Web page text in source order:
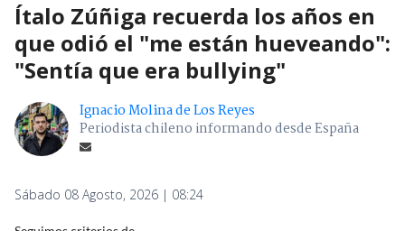
Ítalo Zúñiga recuerda los años en
que odió el "me están hueveando":
"Sentía que era bullying"
Ignacio Molina de Los Reyes
Periodista chileno informando desde España
Sábado 08 Agosto, 2026 | 08:24